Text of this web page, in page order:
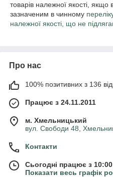
товарів належної якості, якщо
зазначеним в чинному
належної якості, що не
Про нас
100% позитивних з 136
Працює з 24.11.2011
м. Хмельницький
вул. Свободи 48,
Контакти
Сьогодні працює з
Показати весь графік